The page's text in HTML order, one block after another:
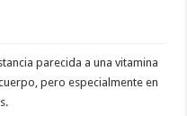
parecida a una vitamina
pero especialmente en